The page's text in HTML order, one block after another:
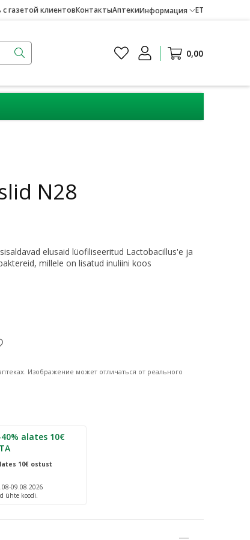
газетой клиентовКонтактыАптекиИнформация ET
0,00
N28
elusaid lüofiliseeritud Lactobacillus'e ja
millele on lisatud inuliini koos
Изображение может отличаться от реального
alates 10€
10€ ostust
09.08.2026
ühte koodi.